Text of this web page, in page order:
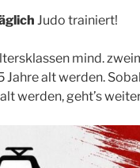
Judo trainiert!
mind.
Jahre alt werden.
werden, geht’s